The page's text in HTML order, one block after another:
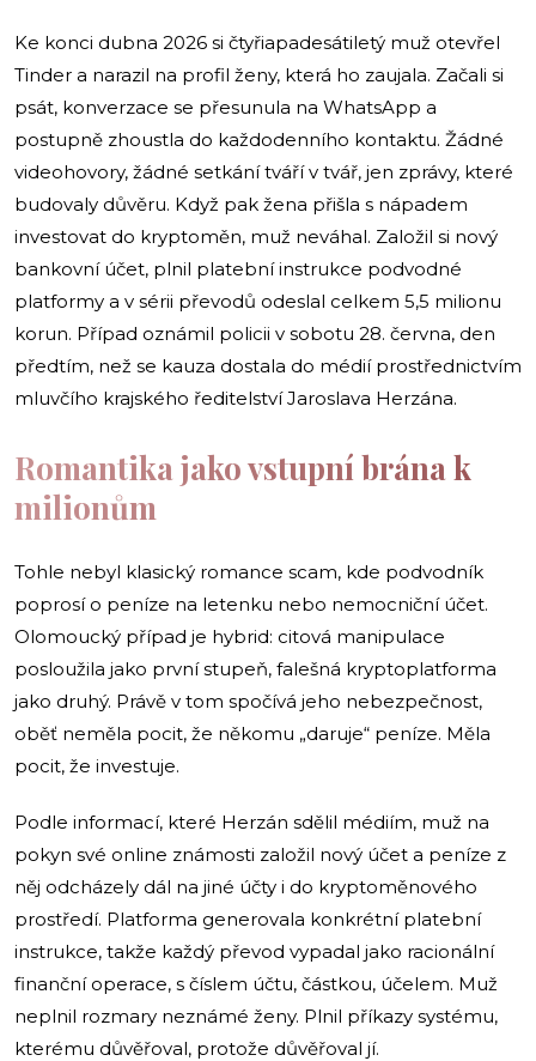
Ke konci dubna 2026 si čtyřiapadesátiletý muž otevřel
Tinder a narazil na profil ženy, která ho zaujala. Začali si
psát, konverzace se přesunula na WhatsApp a
postupně zhoustla do každodenního kontaktu. Žádné
videohovory, žádné setkání tváří v tvář, jen zprávy, které
budovaly důvěru. Když pak žena přišla s nápadem
investovat do kryptoměn, muž neváhal. Založil si nový
bankovní účet, plnil platební instrukce podvodné
platformy a v sérii převodů odeslal celkem 5,5 milionu
korun. Případ oznámil policii v sobotu 28. června, den
předtím, než se kauza dostala do médií prostřednictvím
mluvčího krajského ředitelství Jaroslava Herzána.
Romantika jako vstupní brána k
milionům
Tohle nebyl klasický romance scam, kde podvodník
poprosí o peníze na letenku nebo nemocniční účet.
Olomoucký případ je hybrid: citová manipulace
posloužila jako první stupeň, falešná kryptoplatforma
jako druhý. Právě v tom spočívá jeho nebezpečnost,
oběť neměla pocit, že někomu „daruje“ peníze. Měla
pocit, že investuje.
Podle informací, které Herzán sdělil médiím, muž na
pokyn své online známosti založil nový účet a peníze z
něj odcházely dál na jiné účty i do kryptoměnového
prostředí. Platforma generovala konkrétní platební
instrukce, takže každý převod vypadal jako racionální
finanční operace, s číslem účtu, částkou, účelem. Muž
neplnil rozmary neznámé ženy. Plnil příkazy systému,
kterému důvěřoval, protože důvěřoval jí.